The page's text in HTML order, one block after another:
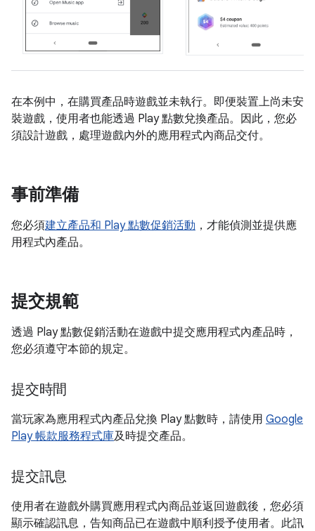
在本例中，在購買產品時遊戲並未執行。即便裝置上尚未安
裝遊戲，使用者也能透過 Play 點數兌換產品。因此，您必
須設計遊戲，處理遊戲內外的應用程式內商品交付。
事前準備
您必須建立產品和 Play 點數促銷活動 ，才能偵測並提供應
用程式內產品。
提交規範
透過 Play 點數促銷活動在遊戲中提交應用程式內產品時，
您必須遵守本節的規定。
提交時間
當玩家為應用程式內產品兌換 Play 點數時，請使用 Google
Play 帳款服務程式庫及時提交產品。
提交訊息
使用者在遊戲外購買應用程式內商品並返回遊戲後，您必須
顯示確認訊息，告知商品已在遊戲中順利授予使用者。此訊